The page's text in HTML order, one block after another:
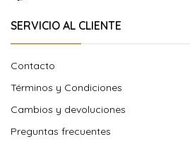
SERVICIO AL CLIENTE
Contacto
Términos y Condiciones
Cambios y devoluciones
Preguntas frecuentes